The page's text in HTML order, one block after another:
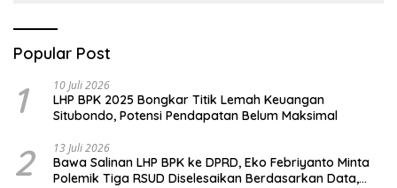
Popular Post
1 10 Juli 2026
LHP BPK 2025 Bongkar Titik Lemah Keuangan
Situbondo, Potensi Pendapatan Belum Maksimal
2 13 Juli 2026
Bawa Salinan LHP BPK ke DPRD, Eko Febriyanto Minta
Polemik Tiga RSUD Diselesaikan Berdasarkan Data,